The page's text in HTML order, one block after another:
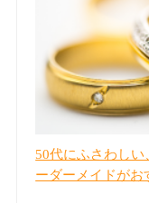
50代にふさわし
ーダーメイドがお